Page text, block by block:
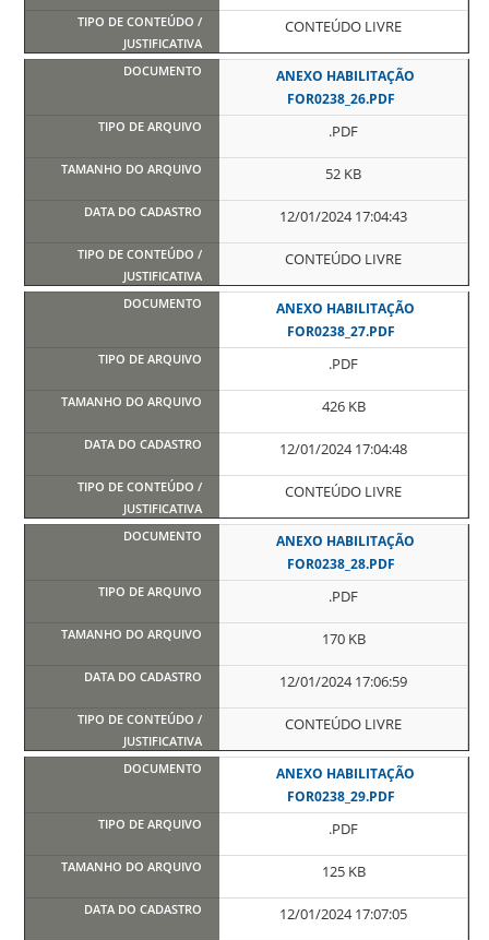
CONTEÚDO LIVRE
ANEXO HABILITAÇÃO
FOR0238_26.PDF
.PDF
52 KB
12/01/2024 17:04:43
CONTEÚDO LIVRE
ANEXO HABILITAÇÃO
FOR0238_27.PDF
.PDF
426 KB
12/01/2024 17:04:48
CONTEÚDO LIVRE
ANEXO HABILITAÇÃO
FOR0238_28.PDF
.PDF
170 KB
12/01/2024 17:06:59
CONTEÚDO LIVRE
ANEXO HABILITAÇÃO
FOR0238_29.PDF
.PDF
125 KB
12/01/2024 17:07:05